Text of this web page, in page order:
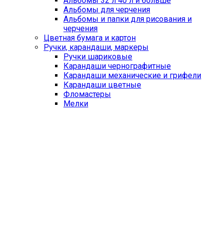
Альбомы для черчения
Альбомы и папки для рисования и
черчения
Цветная бумага и картон
Ручки, карандаши, маркеры
Ручки шариковые
Карандаши чернографитные
Карандаши механические и грифели
Карандаши цветные
Фломастеры
Мелки